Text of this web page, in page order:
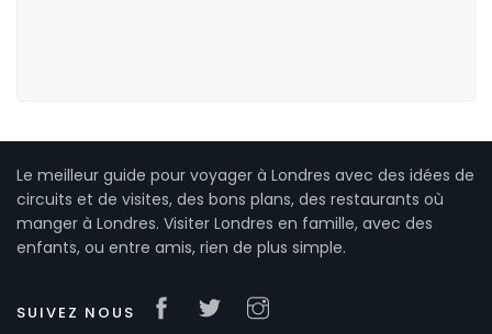
Le meilleur guide pour voyager à Londres avec des idées de
circuits et de visites, des bons plans, des restaurants où
manger à Londres. Visiter Londres en famille, avec des
enfants, ou entre amis, rien de plus simple.
SUIVEZ NOUS